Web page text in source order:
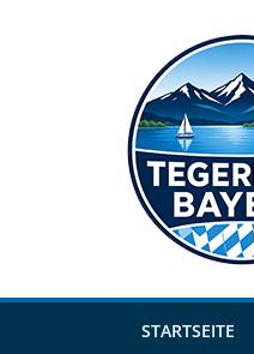
STARTSEITE